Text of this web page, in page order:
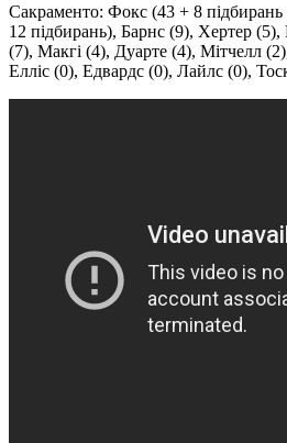
Сакраменто: Фокс (43 + 8 підбирань
12 підбирань), Барнс (9), Хертер
(7), Макгі (4), Дуарте (4), Мітчелл
Елліс (0), Едвардс (0), Лайлс (0),